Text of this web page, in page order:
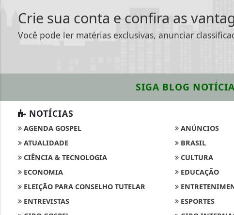
Crie sua conta e confira as
Você pode ler matérias exclusivas, anunciar
SIGA BLOG
NOTÍCIAS
AGENDA GOSPEL
ANÚNCIOS
ATUALIDADE
BRASIL
CIÊNCIA & TECNOLOGIA
CULTURA
ECONOMIA
EDUCAÇÃO
ELEIÇÃO PARA CONSELHO TUTELAR
ENTREVISTAS
ESPORTES